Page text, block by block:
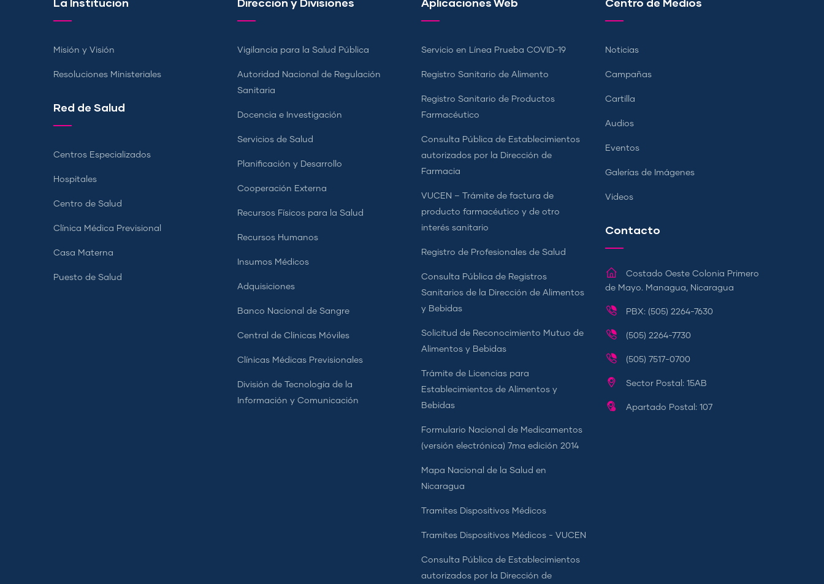
Misión y Visión
Resoluciones Ministeriales
Red de Salud
Centros Especializados
Hospitales
Centro de Salud
Clínica Médica Previsional
Casa Materna
Puesto de Salud
Vigilancia para la Salud Pública
Autoridad Nacional de Regulación
Sanitaria
Docencia e Investigación
Servicios de Salud
Planificación y Desarrollo
Cooperación Externa
Recursos Físicos para la Salud
Recursos Humanos
Insumos Médicos
Adquisiciones
Banco Nacional de Sangre
Central de Clínicas Móviles
Clínicas Médicas Previsionales
División de Tecnología de la
Información y Comunicación
Servicio en Línea Prueba COVID-19
Registro Sanitario de Alimento
Registro Sanitario de Productos
Farmacéutico
Consulta Pública de Establecimientos
autorizados por la Dirección de
Farmacia
VUCEN – Trámite de factura de
producto farmacéutico y de otro
interés sanitario
Registro de Profesionales de Salud
Consulta Pública de Registros
Sanitarios de la Dirección de Alimentos
y Bebidas
Solicitud de Reconocimiento Mutuo de
Alimentos y Bebidas
Trámite de Licencias para
Establecimientos de Alimentos y
Bebidas
Formulario Nacional de Medicamentos
(versión electrónica) 7ma edición 2014
Mapa Nacional de la Salud en
Nicaragua
Tramites Dispositivos Médicos
Tramites Dispositivos Médicos - VUCEN
Consulta Pública de Establecimientos
autorizados por la Dirección de
Noticias
Campañas
Cartilla
Audios
Eventos
Galerías de Imágenes
Videos
Contacto
Costado Oeste Colonia Primero
de Mayo. Managua, Nicaragua
PBX: (505) 2264-7630
(505) 2264-7730
(505) 7517-0700
Sector Postal: 15AB
Apartado Postal: 107